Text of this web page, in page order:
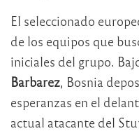
El seleccionado
de los equipos que
iniciales del grupo.
Barbarez, Bosnia
esperanzas en el
actual atacante del